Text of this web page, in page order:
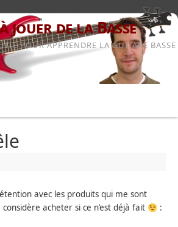
jouer de la Basse
POUR APPRENDRE LA GUITARE BASSE
avec les produits qui me sont
acheter si ce n’est déjà fait
: